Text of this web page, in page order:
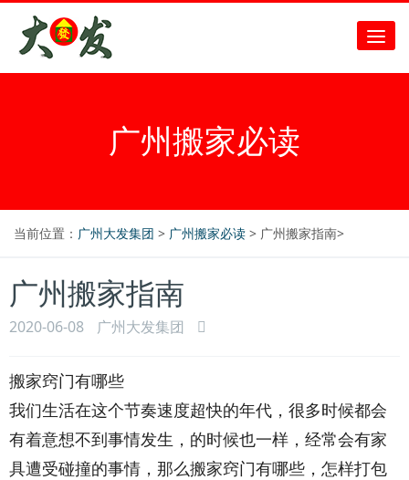
广州搬家必读
当前位置： 广州大发集团 > 广州搬家必读 > 广州搬家指南>
广州搬家指南
2020-06-08 广州大发集团
搬家窍门有哪些
我们生活在这个节奏速度超快的年代，很多时候都会
有着意想不到事情发生，的时候也一样，经常会有家
具遭受碰撞的事情，那么搬家窍门有哪些，怎样打包